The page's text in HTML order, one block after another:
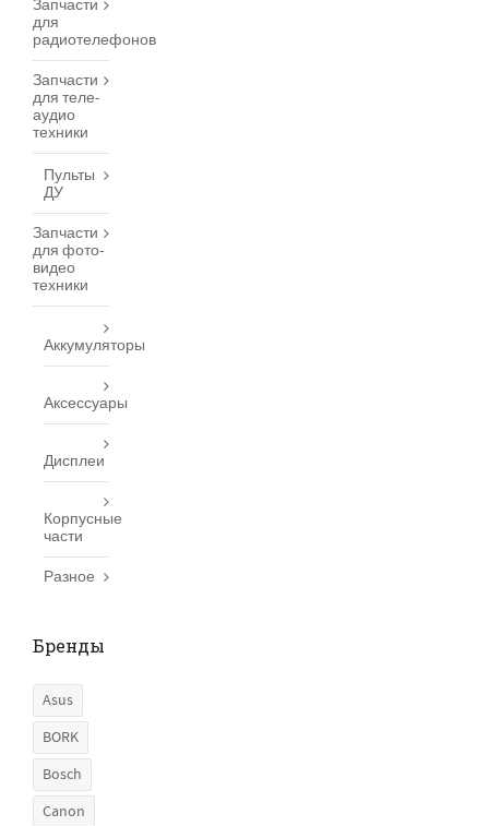
Запчасти
для
радиотелефонов
Запчасти
для теле-
аудио
техники
Пульты
ДУ
Запчасти
для фото-
видео
техники
Аккумуляторы
Аксессуары
Дисплеи
Корпусные
части
Разное
Бренды
Asus
BORK
Bosch
Canon